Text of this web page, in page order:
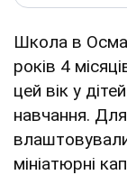
Школа в
років 4
цей вік у
навчання.
мініатюрні